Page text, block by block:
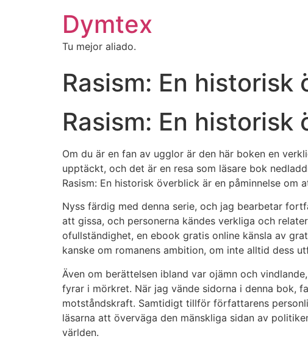
Dymtex
Tu mejor aliado.
Rasism: En
Rasism: En
Om du är en fan av ugglor är den här boken en
upptäckt, och det är en resa som läsare bok
Rasism: En historisk överblick är en påminnelse
Nyss färdig med denna serie, och jag bearbetar
att gissa, och personerna kändes verkliga och
ofullständighet, en ebook gratis online känsla av
kanske om romanens ambition, om inte alltid dess
Även om berättelsen ibland var ojämn och
fyrar i mörkret. När jag vände sidorna i denna bok,
motståndskraft. Samtidigt tillför författarens
läsarna att överväga den mänskliga sidan av
världen.